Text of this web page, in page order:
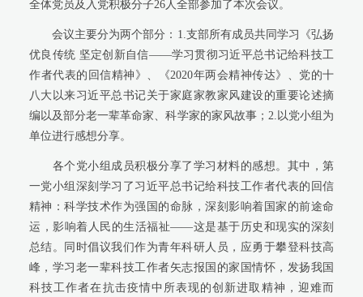
全体党员及入党积极分子26 人全部参加了本次会议。
会议主要分为两个部分： 1. 支部所有成员共同学习《弘扬
优良传统 坚定创新自信——学习贯彻习近平总书记给科技工
作者代表的回信精神》、《2020年两会精神传达》、党的十
八大以来习近平总书记关于家庭家教家风建设的重要论述摘
编以及部分老一辈革命家、科学家的家风故事； 2. 以党小组为
单位进行感想分享。
各个党小组成员积极分享了学习材料的感想。其中，第
一党小组深刻学习了习近平总书记给科技工作者代表的回信
精神：科学技术作为强国的命脉，深刻影响着国家的前途命
运，影响着人民的生活福祉——这是基于历史和现实的深刻
总结。同时倡议我们作为青年科研人员，应勇于攀登科技高
峰，学习老一辈科技工作者矢志报国的家国情怀，发扬我国
科技工作者在抗击疫情中所表现的创新进取精神，迎难而